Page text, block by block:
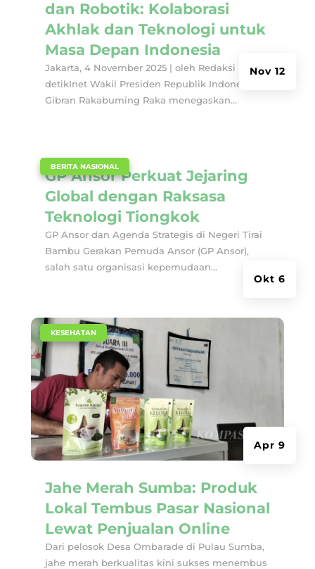
dan Robotik: Kolaborasi
Akhlak dan Teknologi untuk
Masa Depan Indonesia
Nov 12
Jakarta, 4 November 2025 | oleh Redaksi
detikInet Wakil Presiden Republik Indonesia
Gibran Rakabuming Raka menegaskan...
GP Ansor Perkuat Jejaring
Global dengan Raksasa
Teknologi Tiongkok
Okt 6
BERITA NASIONAL
GP Ansor dan Agenda Strategis di Negeri Tirai
Bambu Gerakan Pemuda Ansor (GP Ansor),
salah satu organisasi kepemudaan...
Jahe Merah Sumba: Produk
Lokal Tembus Pasar Nasional
Lewat Penjualan Online
Apr 9
KESEHATAN
Dari pelosok Desa Ombarade di Pulau Sumba,
jahe merah berkualitas kini sukses menembus